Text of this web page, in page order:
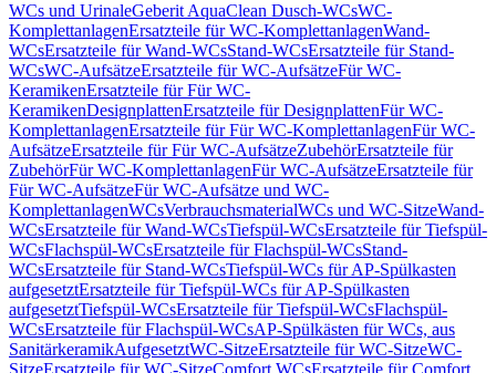
WCs und UrinaleGeberit AquaClean Dusch-WCsWC-
KomplettanlagenErsatzteile für WC-KomplettanlagenWand-
WCsErsatzteile für Wand-WCsStand-WCsErsatzteile für Stand-
WCsWC-AufsätzeErsatzteile für WC-AufsätzeFür WC-
KeramikenErsatzteile für Für WC-
KeramikenDesignplattenErsatzteile für DesignplattenFür WC-
KomplettanlagenErsatzteile für Für WC-KomplettanlagenFür WC-
AufsätzeErsatzteile für Für WC-AufsätzeZubehörErsatzteile für
ZubehörFür WC-KomplettanlagenFür WC-AufsätzeErsatzteile für
Für WC-AufsätzeFür WC-Aufsätze und WC-
KomplettanlagenWCsVerbrauchsmaterialWCs und WC-SitzeWand-
WCsErsatzteile für Wand-WCsTiefspül-WCsErsatzteile für Tiefspül-
WCsFlachspül-WCsErsatzteile für Flachspül-WCsStand-
WCsErsatzteile für Stand-WCsTiefspül-WCs für AP-Spülkasten
aufgesetztErsatzteile für Tiefspül-WCs für AP-Spülkasten
aufgesetztTiefspül-WCsErsatzteile für Tiefspül-WCsFlachspül-
WCsErsatzteile für Flachspül-WCsAP-Spülkästen für WCs, aus
SanitärkeramikAufgesetztWC-SitzeErsatzteile für WC-SitzeWC-
SitzeErsatzteile für WC-SitzeComfort WCsErsatzteile für Comfort